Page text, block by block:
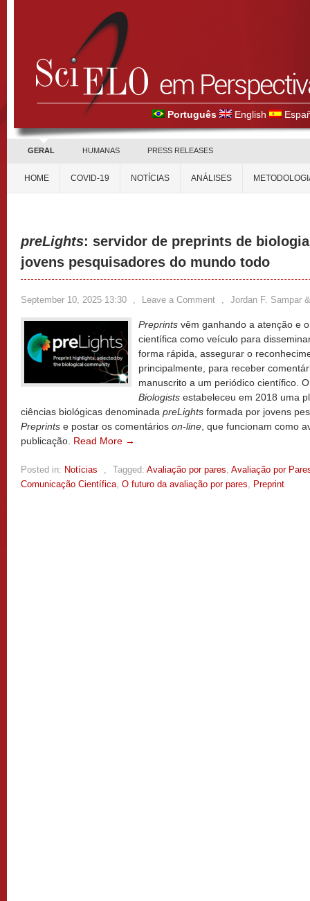
Português English
GERAL HUMANAS PRESS RELEASES
HOME COVID-19 NOTÍCIAS ANÁLISES
preLights: servidor de preprints de
jovens pesquisadores do mundo todo
September 10, 2025 13:30 , Leave a Comment , Jordan F. Sampar
Preprints vêm ganhando a atenção e
científica como veículo para
forma rápida, assegurar o
principalmente, para receber
manuscrito a um periódico científico.
Biologists estabeleceu em 2018 uma
ciências biológicas denominada preLights formada por jovens
Preprints e postar os comentários on-line , que funcionam como
publicação. Read More →
Posted in: Notícias , Tagged: Avaliação por pares, Avaliação por
Comunicação Científica, O futuro da avaliação por pares, Preprint